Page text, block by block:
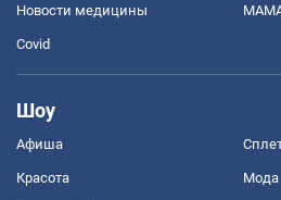
Новости медицины
Covid
Шоу
Афиша
Красота Мода